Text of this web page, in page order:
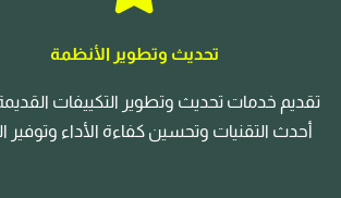
تحديث وتطوير الأنظمة
تقديم خدمات تحديث وتطوير التكييفات القديمة
أحدث التقنيات وتحسين كفاءة الأداء وتوفير